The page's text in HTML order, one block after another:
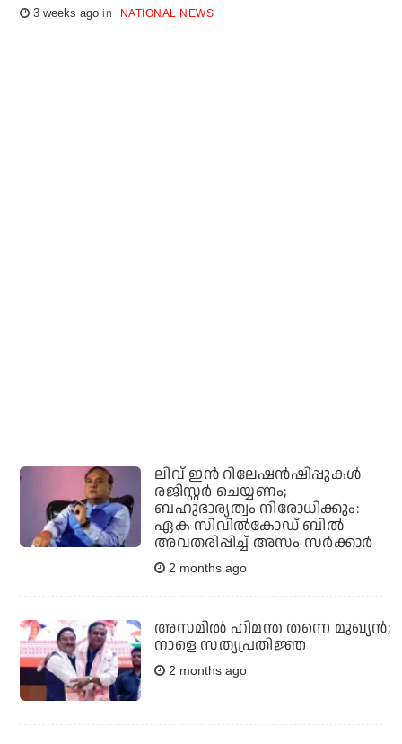
3 weeks ago NATIONAL NEWS
ലിവ് ഇന്‍ റിലേഷന്‍ഷിപ്പുകള്‍
രജിസ്റ്റര്‍ ചെയ്യണം;
ബഹുഭാര്യത്വം നിരോധിക്കും:
ഏക സിവില്‍കോഡ് ബില്‍
അവതരിപ്പിച്ച് അസം സര്‍ക്കാര്‍
2 months ago
അസമിൽ ഹിമന്ത തന്നെ മുഖ്യൻ;
നാളെ സത്യപ്രതിജ്ഞ
2 months ago